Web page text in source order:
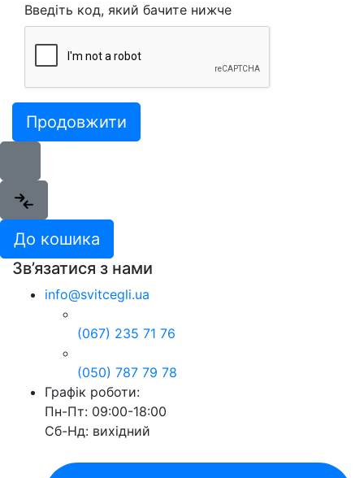
Введіть код, який бачите нижче
Продовжити
До кошика
Зв’язатися з нами
info@svitcegli.ua
(067) 235 71 76
(050) 787 79 78
Графік роботи:
Пн-Пт: 09:00-18:00
Сб-Нд: вихідний